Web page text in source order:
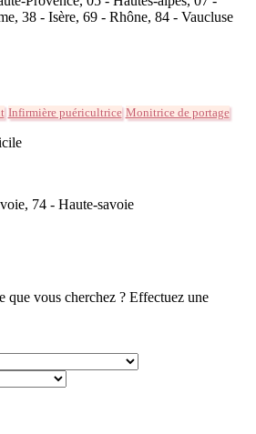
38 - Isère, 69 - Rhône, 84 - Vaucluse
Infirmière puéricultrice Monitrice de portage
74 - Haute-savoie
que vous cherchez ? Effectuez une